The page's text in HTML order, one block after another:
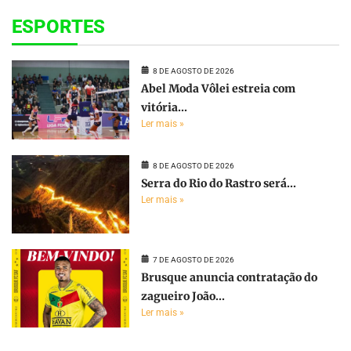
ESPORTES
8 DE AGOSTO DE 2026
Abel Moda Vôlei estreia com
vitória...
Ler mais »
8 DE AGOSTO DE 2026
Serra do Rio do Rastro será...
Ler mais »
7 DE AGOSTO DE 2026
Brusque anuncia contratação do
zagueiro João...
Ler mais »